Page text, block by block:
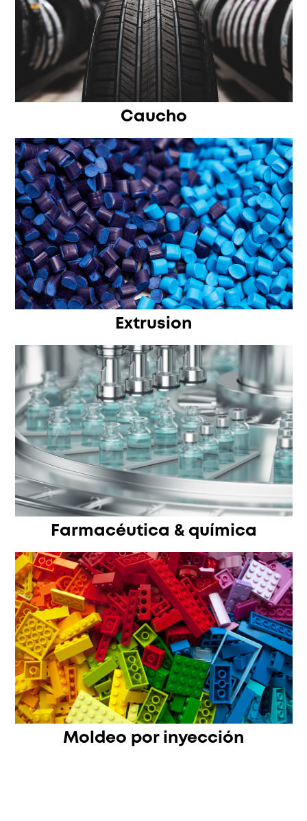
Caucho
Extrusion
Farmacéutica & química
Moldeo por inyección